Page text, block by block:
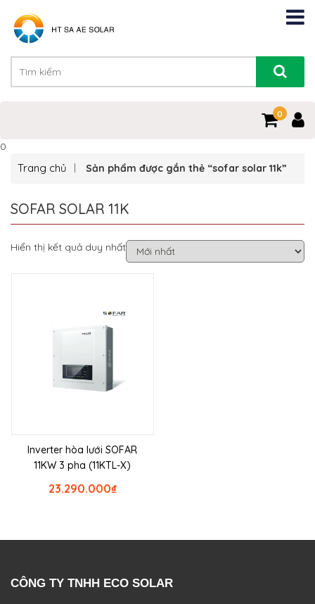
0
0
Trang chủ Sản phẩm được gắn thẻ “sofar solar 11k”
SOFAR SOLAR 11K
Hiển thị kết quả duy nhất
Inverter hòa lưới SOFAR
11KW 3 pha (11KTL-X)
₫
23.290.000
CÔNG TY TNHH ECO SOLAR